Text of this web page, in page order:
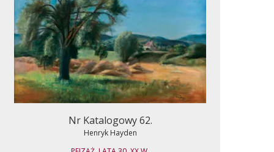
Nr Katalogowy 62.
Henryk Hayden